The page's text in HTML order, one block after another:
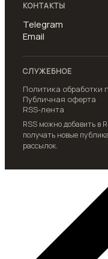
КОНТАКТЫ
Telegram
Email
СЛУЖЕБНОЕ
Политика обработки
Публичная оферта
RSS-лента
RSS можно добавить в
получать новые
рассылок.